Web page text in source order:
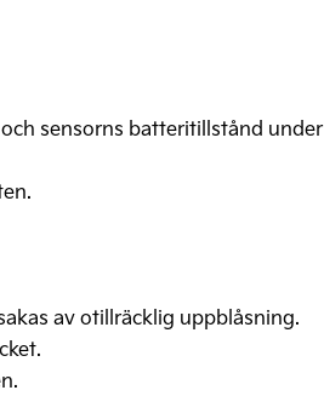
sensorns batteritillstånd under
av otillräcklig uppblåsning.